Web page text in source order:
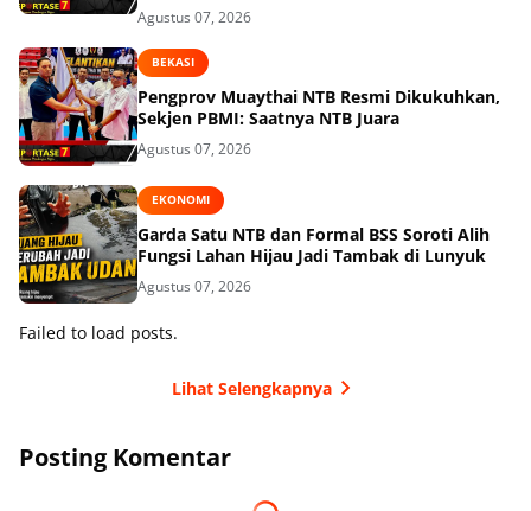
Agustus 07, 2026
BEKASI
Pengprov Muaythai NTB Resmi Dikukuhkan,
Sekjen PBMI: Saatnya NTB Juara
Agustus 07, 2026
EKONOMI
Garda Satu NTB dan Formal BSS Soroti Alih
Fungsi Lahan Hijau Jadi Tambak di Lunyuk
Agustus 07, 2026
Failed to load posts.
Lihat Selengkapnya
Posting Komentar